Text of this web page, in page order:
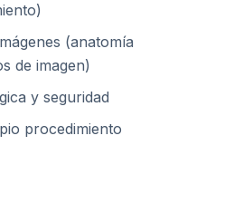
(anatomía
de imagen)
y seguridad
procedimiento